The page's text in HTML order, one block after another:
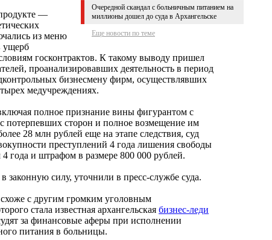
Очередной скандал с больничным питанием на
миллионы дошел до суда в Архангельске
Еще новости по теме
—
из меню
ущерб
госконтрактов. К такому выводу пришел
проанализировавших деятельность в период
бизнесмену фирм, осуществлявших
медучреждениях.
полное признание вины фигурантом с
потерпевших сторон и полное возмещение им
28 млн рублей еще на этапе следствия, суд
преступлений 4 года лишения свободы
года и штрафом в размере 800 000 рублей.
силу, уточнили в пресс-службе суда.
с другим громким уголовным
стала известная архангельская бизнес-леди
за финансовые аферы при исполнении
питания в больницы.